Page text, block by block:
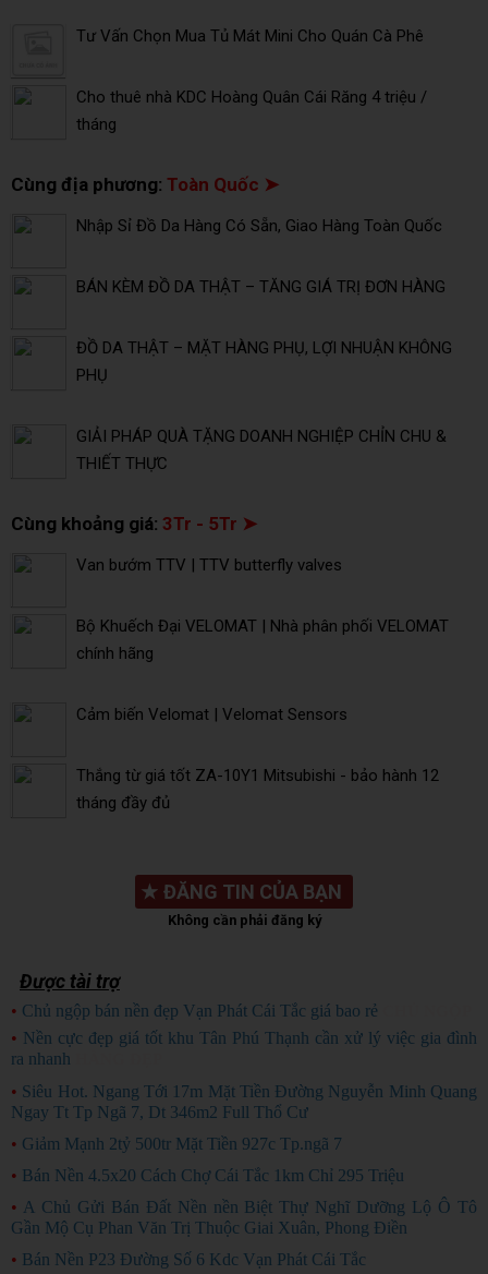
Tư Vấn Chọn Mua Tủ Mát Mini Cho Quán Cà Phê
Cho thuê nhà KDC Hoàng Quân Cái Răng 4 triệu /
tháng
Cùng địa phương: Toàn Quốc ➤
Nhập Sỉ Đồ Da Hàng Có Sẵn, Giao Hàng Toàn Quốc
BÁN KÈM ĐỒ DA THẬT – TĂNG GIÁ TRỊ ĐƠN HÀNG
ĐỒ DA THẬT – MẶT HÀNG PHỤ, LỢI NHUẬN KHÔNG
PHỤ
GIẢI PHÁP QUÀ TẶNG DOANH NGHIỆP CHỈN CHU &
THIẾT THỰC
Cùng khoảng giá: 3Tr - 5Tr ➤
Van bướm TTV | TTV butterfly valves
Bộ Khuếch Đại VELOMAT | Nhà phân phối VELOMAT
chính hãng
Cảm biến Velomat | Velomat Sensors
Thắng từ giá tốt ZA-10Y1 Mitsubishi - bảo hành 12
tháng đầy đủ
★ ĐĂNG TIN CỦA BẠN
Không cần phải đăng ký
Được tài trợ
• Chủ ngộp bán nền đẹp Vạn Phát Cái Tắc giá bao rẻ
• Nền cực đẹp giá tốt khu Tân Phú Thạnh cần xử lý việc gia đình
ra nhanh
• Siêu Hot. Ngang Tới 17m Mặt Tiền Đường Nguyễn Minh Quang
Ngay Tt Tp Ngã 7, Dt 346m2 Full Thổ Cư
• Giảm Mạnh 2tỷ 500tr Mặt Tiền 927c Tp.ngã 7
• Bán Nền 4.5x20 Cách Chợ Cái Tắc 1km Chỉ 295 Triệu
• A Chủ Gửi Bán Đất Nền nền Biệt Thự Nghĩ Dưỡng Lộ Ô Tô
Gần Mộ Cụ Phan Văn Trị Thuộc Giai Xuân, Phong Điền
• Bán Nền P23 Đường Số 6 Kdc Vạn Phát Cái Tắc